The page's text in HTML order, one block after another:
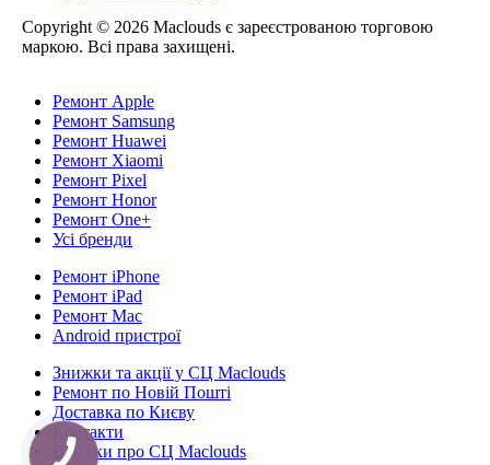
Copyright © 2026 Maclouds є зареєстрованою торговою
маркою. Всі права захищені.
Ремонт Apple
Ремонт Samsung
Ремонт Huawei
Ремонт Xiaomi
Ремонт Pixel
Ремонт Honor
Ремонт One+
Усі бренди
Ремонт iPhone
Ремонт iPad
Ремонт Mac
Android пристрої
Знижки та акції у СЦ Maclouds
Ремонт по Новій Пошті
Доставка по Києву
Контакти
Відгуки про СЦ Maclouds
КНОПКА
СВЯЗИ